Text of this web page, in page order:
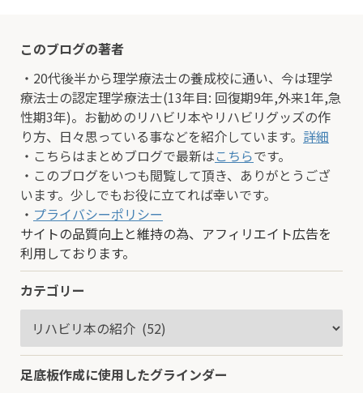
このブログの著者
・20代後半から理学療法士の養成校に通い、今は理学
療法士の認定理学療法士(13年目: 回復期9年,外来1年,急
性期3年)。お勧めのリハビリ本やリハビリグッズの作
り方、日々思っている事などを紹介しています。 詳細
・こちらはまとめブログで最新はこちらです。
・このブログをいつも閲覧して頂き、ありがとうござ
います。少しでもお役に立てれば幸いです。
・ プライバシーポリシー
サイトの品質向上と維持の為、アフィリエイト広告を
利用しております。
カテゴリー
足底板作成に使用したグラインダー